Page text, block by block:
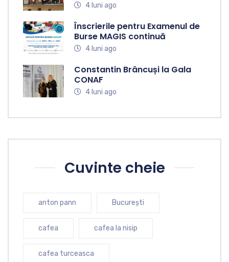
4 luni ago
Înscrierile pentru Examenul de
Burse MAGIS continuă
4 luni ago
Constantin Brâncuși la Gala
CONAF
4 luni ago
Cuvinte cheie
anton pann București
cafea cafea la nisip
cafea turceasca